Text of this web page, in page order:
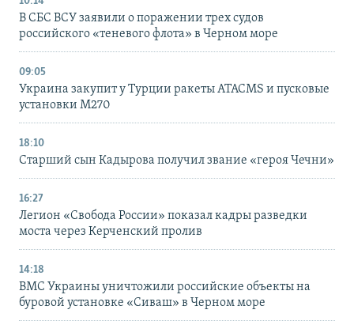
В СБС ВСУ заявили о поражении трех судов
российского «теневого флота» в Черном море
09:05
Украина закупит у Турции ракеты ATACMS и пусковые
установки M270
18:10
Старший сын Кадырова получил звание «героя Чечни»
16:27
Легион «Свобода России» показал кадры разведки
моста через Керченский пролив
14:18
ВМС Украины уничтожили российские объекты на
буровой установке «Сиваш» в Черном море